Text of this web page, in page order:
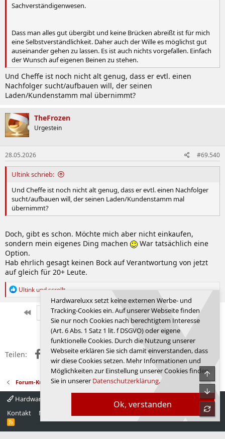
Sachverständigenwesen.
Dass man alles gut übergibt und keine Brücken abreißt ist für mich
eine Selbstverständlichkeit. Daher auch der Wille es möglichst gut
auseinander gehen zu lassen. Es ist auch nichts vorgefallen. Einfach
der Wunsch auf eigenen Beinen zu stehen.
Und Cheffe ist noch nicht alt genug, dass er evtl. einen
Nachfolger sucht/aufbauen will, der seinen
Laden/Kundenstamm mal übernimmt?
TheFrozen
Urgestein
28.05.2026 #69.540
Ultink schrieb:
Und Cheffe ist noch nicht alt genug, dass er evtl. einen Nachfolger
sucht/aufbauen will, der seinen Laden/Kundenstamm mal
übernimmt?
Doch, gibt es schon. Möchte mich aber nicht einkaufen,
sondern mein eigenes Ding machen
War tatsächlich eine
Option.
Hab ehrlich gesagt keinen Bock auf Verantwortung von jetzt
auf gleich für 20+ Leute.
R
e
Ultink undscrollt
Erste Vorherige 2318 von 2342 Nächste
Anmelden, um zu antworten.
Teilen: FacebookX (Twitter)
RedditWhatsApp
E-MailLink
Forum-Kultur
Hardwareluxx 4.0
Kontakt
Nutzungsbedingungen Startseite
R
S
Ok, verstanden
Hardwareluxx setzt keine externen Werbe- und
Tracking-Cookies ein. Auf unserer Webseite finden
Sie nur noch Cookies nach berechtigtem Interesse
(Art. 6 Abs. 1 Satz 1 lit. f DSGVO) oder eigene
funktionelle Cookies. Durch die Nutzung unserer
Webseite erklären Sie sich damit einverstanden, dass
wir diese Cookies setzen. Mehr Informationen und
Möglichkeiten zur Einstellung unserer Cookies finden
Sie in unserer Datenschutzerklärung.